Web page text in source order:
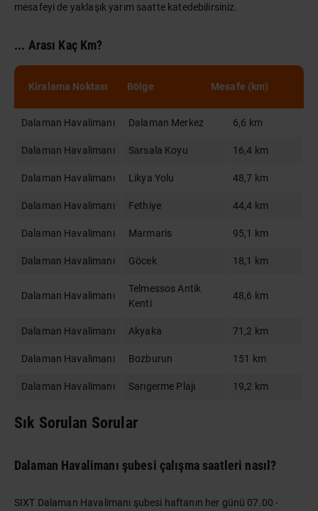
mesafeyi de yaklaşık yarım saatte katedebilirsiniz.
... Arası Kaç Km?
Kiralama Noktası Bölge Mesafe (km)
Dalaman Havalimanı Dalaman Merkez 6,6 km
Dalaman Havalimanı Sarsala Koyu 16,4 km
Dalaman Havalimanı Likya Yolu 48,7 km
Dalaman Havalimanı Fethiye 44,4 km
Dalaman Havalimanı Marmaris 95,1 km
Dalaman Havalimanı Göcek 18,1 km
Dalaman Havalimanı
Telmessos Antik
Kenti
48,6 km
Dalaman Havalimanı Akyaka 71,2 km
Dalaman Havalimanı Bozburun 151 km
Dalaman Havalimanı Sarıgerme Plajı 19,2 km
Sık Sorulan Sorular
Dalaman Havalimanı şubesi çalışma saatleri nasıl?
SIXT Dalaman Havalimanı şubesi haftanın her günü 07.00 -